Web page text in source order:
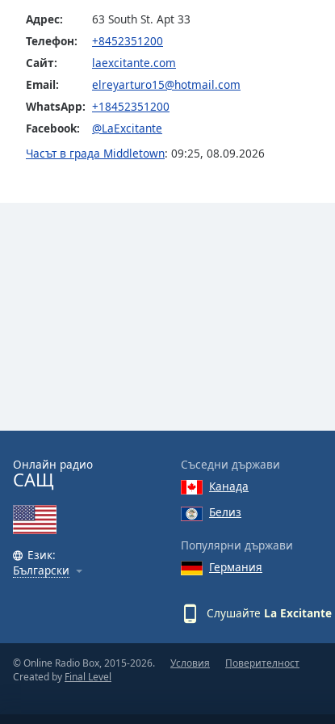
window.
Color
Opacity
Font
Size
Text
Style
Reset
Адрес:
63 South St. Apt 33
Телефон:
+8452351200
Сайт:
laexcitante.com
Email:
elreyarturo15@hotmail.com
WhatsApp: +18452351200
Facebook:
@LaExcitante
Часът в града Middletown: 09:25, 08.09.2026
Онлайн радио
САЩ
Език:
Български
Съседни държави
Канада
Белиз
Популярни държави
Германия
Слушайте La Excitante
© Online Radio Box, 2015-2026.
Created by Final Level
Условия Поверителност